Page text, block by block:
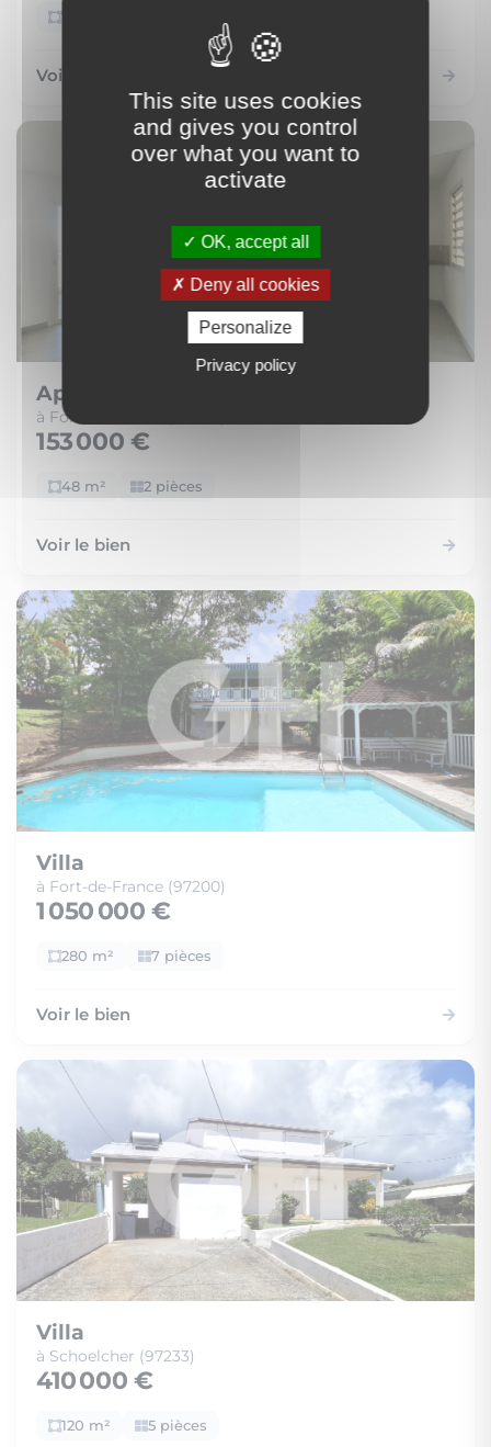
Voir le bien
Appartement
à Fort-de-France (97200)
153 000 €
48 m² 2 pièces
Voir le bien
Villa
à Fort-de-France (97200)
1 050 000 €
280 m² 7 pièces
Voir le bien
Villa
à Schoelcher (97233)
410 000 €
120 m² 5 pièces
This site uses cookies
and gives you control
over what you want to
activate
OK, accept all
Deny all cookies
Personalize
Privacy policy